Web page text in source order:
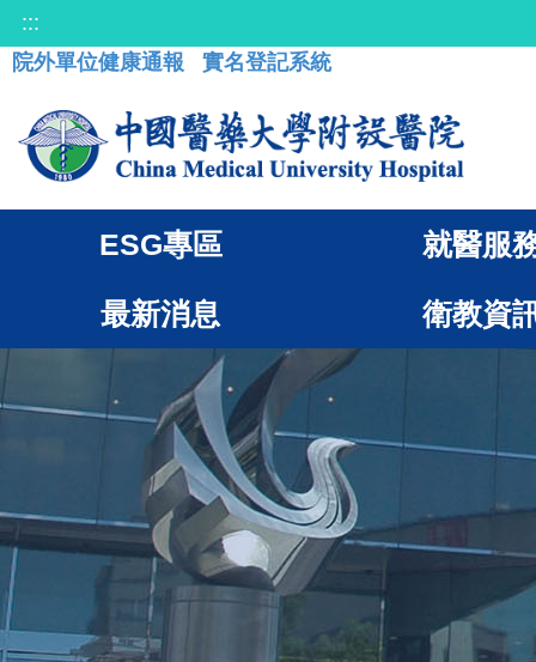
:::
院外單位健康通報
實名登記系統
ESG專區 就醫服
最新消息 衛教資